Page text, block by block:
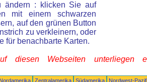
ändern : klicken Sie auf
mit einem schwarzen
auf den grünen Button
zu verkleinern, oder
für benachbarte Karten.
diesen Webseiten unterliegen
Zentralamerika Südamerika
Nordwest-